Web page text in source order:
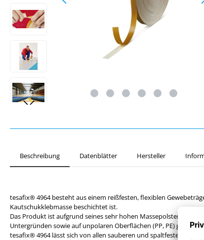
Beschreibung Datenblätter Hersteller
tesafix® 4964 besteht aus einem reißfesten, flexiblen
Kautschukklebmasse beschichtet ist.
Das Produkt ist aufgrund seines sehr hohen Massepolsters
Untergründen sowie auf unpolaren Oberflächen (PP, PE) geeignet.
tesafix® 4964 lässt sich von allen sauberen und spaltfesten